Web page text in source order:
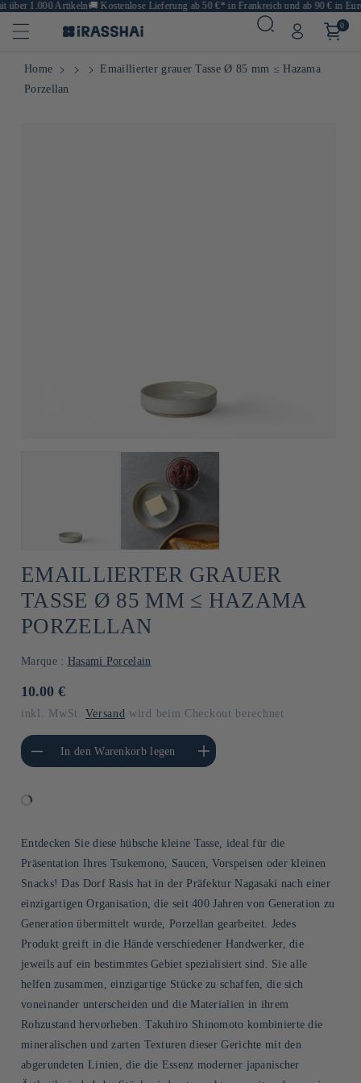
über 1.000 Artikeln🚚Kostenlose Lieferung ab 50 €* in Frankreich und ab 90 € in
0
Home
Emaillierter grauer Tasse Ø 85 mm ≤ Hazama
Porzellan
EMAILLIERTER GRAUER
TASSE Ø 85 MM ≤ HAZAMA
PORZELLAN
Marque : Hasami Porcelain
Normaler
10.00 €
inkl. MwSt.Versand wird beim Checkout berechnet
die Menge für
TitleIn den Warenkorb legen
Erhöhe die Menge für Default
Title
Entdecken Sie diese hübsche kleine Tasse, ideal für die
Präsentation Ihres Tsukemono, Saucen, Vorspeisen oder kleinen
Snacks! Das Dorf Rasis hat in der Präfektur Nagasaki nach einer
einzigartigen Organisation, die seit 400 Jahren von Generation zu
Generation übermittelt wurde, Porzellan gearbeitet. Jedes
Produkt greift in die Hände verschiedener Handwerker, die
jeweils auf ein bestimmtes Gebiet spezialisiert sind. Sie alle
helfen zusammen, einzigartige Stücke zu schaffen, die sich
voneinander unterscheiden und die Materialien in ihrem
Rohzustand hervorheben. Takuhiro Shinomoto kombinierte die
mineralischen und zarten Texturen dieser Gerichte mit den
abgerundeten Linien, die die Essenz moderner japanischer